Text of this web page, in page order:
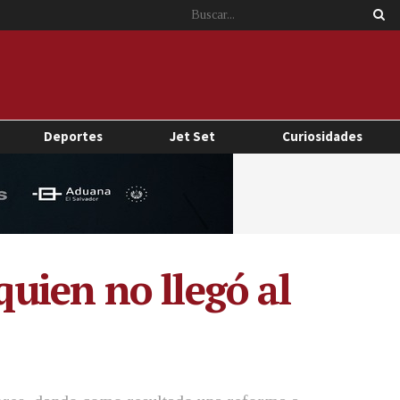
Deportes Jet Set Curiosidades
no llegó al